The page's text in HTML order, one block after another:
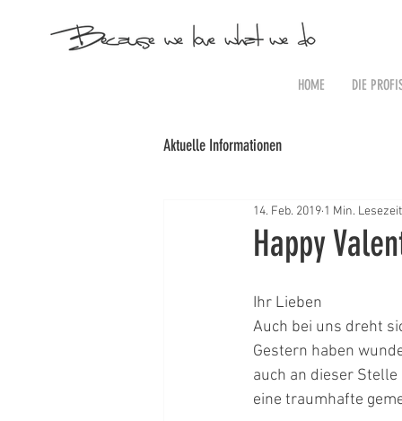
HOME DIE
Aktuelle Informationen
Happy
14. Feb. 2019 1 Min. Lesezeit
Ihr Lieben
Auch bei uns dreht
Gestern haben
auch an dieser
eine traumhafte